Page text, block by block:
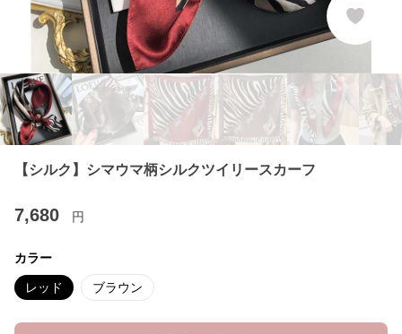
【シルク】シマウマ柄シルクツイリースカーフ
7,680 円
カラー
レッド ブラウン